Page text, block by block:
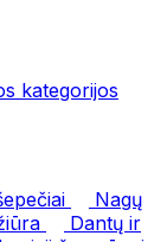
kategorijos
Nagų
Dantų ir